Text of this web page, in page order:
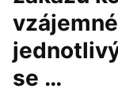
se …